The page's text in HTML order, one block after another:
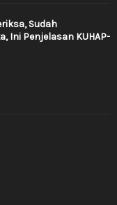
Sudah
Ini Penjelasan KUHAP-